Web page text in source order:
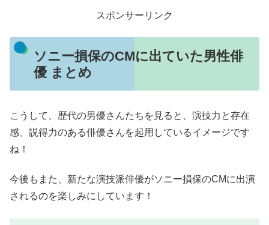
スポンサーリンク
ソニー損保のCMに出ていた男性俳
優 まとめ
こうして、歴代の男優さんたちを見ると、演技力と存在
感、説得力のある俳優さんを起用しているイメージです
ね！
今後もまた、新たな演技派俳優がソニー損保のCMに出演
されるのを楽しみにしています！